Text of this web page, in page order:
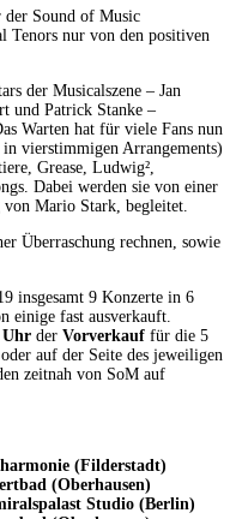
der Sound of Music
Tenors nur von den positiven
der Musicalszene – Jan
und Patrick Stanke –
Warten hat für viele Fans nun
vierstimmigen Arrangements)
Grease, Ludwig²,
Dabei werden sie von einer
Mario Stark, begleitet.
Überraschung rechnen, sowie
insgesamt 9 Konzerte in 6
einige fast ausverkauft.
Uhr der Vorverkauf für die 5
oder auf der Seite des jeweiligen
zeitnah von SoM auf
(Filderstadt)
(Oberhausen)
Studio (Berlin)